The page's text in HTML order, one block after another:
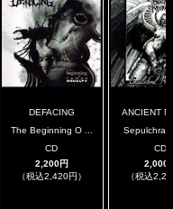
DEFACING
The Beginning O ...
CD
2,200円
（税込2,420円）
ANCIENT
Sepulchral
CD
2,000
（税込